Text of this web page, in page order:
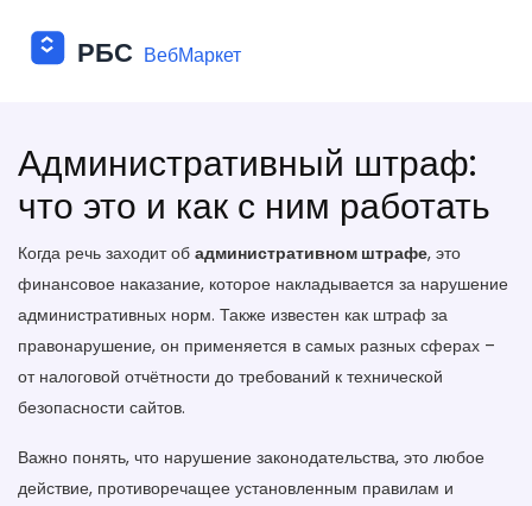
Административный штраф:
что это и как с ним работать
Когда речь заходит об административном штрафе, это
финансовое наказание, которое накладывается за нарушение
административных норм. Также известен как штраф за
правонарушение, он применяется в самых разных сферах –
от налоговой отчётности до требований к технической
безопасности сайтов.
Важно понять, что нарушение законодательства, это любое
действие, противоречащее установленным правилам и